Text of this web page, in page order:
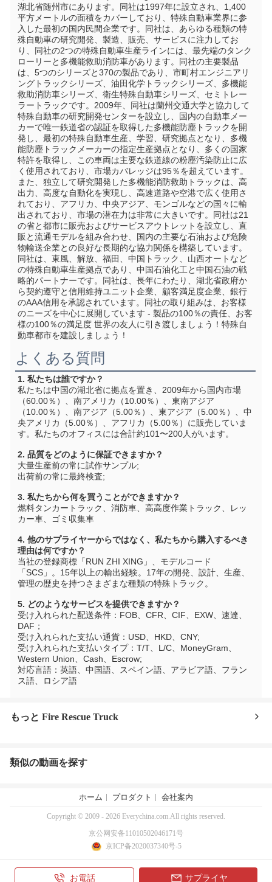
湖北省随州市にあります。同社は1997年に設立され、1,400
平方メートルの面積をカバーしており、特殊自動車業界に参
入した最初の国内民間企業です。同社は、あらゆる種類の特
殊自動車の研究開発、製造、販売、サービスに注力してお
り、同社の2つの特殊自動車生産ラインには、最先端のタンク
ローリーと多機能救助消防車があります。同社の主要製品
は、5つのシリーズと370の製品であり、市町村エンジニアリ
ングトラックシリーズ、油田化学トラックシリーズ、多機能
救助消防車シリーズ、衛生特殊自動車シリーズ、セミトレー
ラートラックです。2009年、同社は蘭州交通大学と協力して
特殊自動車の研究開発センターを設立し、国内の自動車メー
カーで唯一鉄道省の認証を取得した多機能防塵トラックを開
発し、最初の特殊自動車生産、学習、研究拠点となり、多機
能防塵トラックメーカーの指定生産拠点となり、多くの国家
特許を取得し、この車両は主要な鉄道線の粉塵汚染防止に広
く使用されており、市場カバレッジは95％を超えています。
また、独立して研究開発した多機能消防救助トラックは、高
出力、高度な自動化を実現し、高速道路や空港で広く使用さ
れており、アフリカ、中央アジア、モンゴルなどの国々に輸
出されており、市場の潜在力は非常に大きいです。同社は21
の省と都市に販売およびサービスアウトレットを設立し、直
販と流通モデルを組み合わせ、国内の主要な石油および危険
物輸送企業との良好な長期的な協力関係を構築しています。
同社は、東風、解放、福田、中国トラック、山西オートなど
の特殊自動車生産拠点であり、中国石油化工と中国石油の戦
略的パートナーです。同社は、長年にわたり、湖北省政府か
ら契約遵守と信用維持ユニット企業、顧客満足度企業、銀行
のAAA信用を承認されています。同社の取り組みは、お客様
のニーズを中心に展開しています - 製品の100％の責任、お客
様の100％の満足度 世界の友人に引き渡しましょう！特殊自
動車都市を建設しましょう！
よくある質問
1. 私たちは誰ですか？
私たちは中国の湖北省に拠点を置き、2009年から国内市場
（60.00％）、南アメリカ（10.00％）、東南アジア
（10.00％）、南アジア（5.00％）、東アジア（5.00％）、中
央アメリカ（5.00％）、アフリカ（5.00％）に販売していま
す。私たちのオフィスには合計約101〜200人がいます。
2. 品質をどのように保証できますか？
大量生産前の常に試作サンプル;
出荷前の常に最終検査;
3. 私たちから何を買うことができますか？
燃料タンカートラック、消防車、高高度作業トラック、レッ
カー車、ゴミ収集車
4. 他のサプライヤーからではなく、私たちから購入するべき
理由は何ですか？
当社の登録商標「RUN ZHI XING」、モデルコード
「SCS」。15年以上の輸出経験。17年の開発、設計、生産、
管理の歴史を持つさまざまな種類の特殊トラック。
5. どのようなサービスを提供できますか？
受け入れられた配送条件：FOB、CFR、CIF、EXW、速達、
DAF；
受け入れられた支払い通貨：USD、HKD、CNY;
受け入れられた支払いタイプ：T/T、L/C、MoneyGram、
Western Union、Cash、Escrow;
対応言語：英語、中国語、スペイン語、アラビア語、フラン
ス語、ロシア語
もっと Fire Rescue Truck
類似の動画を探す
お電話 サプライヤ
ホーム プロダクト 会社案内
Copyright © 2009 - 2026 Everychina.com.All rights reserved.
京公网安备11010502046171号
京ICP备2020037340号-5